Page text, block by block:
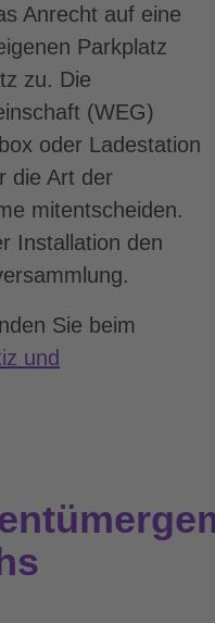
Anrecht auf eine
Parkplatz
zu. Die
(WEG)
oder Ladestation
die Art der
mitentscheiden.
Installation den
Sie beim
und